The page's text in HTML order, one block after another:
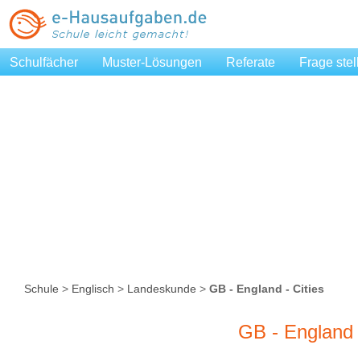
Schulfächer Muster-Lösungen Referate Frage
Schule > Englisch > Landeskunde > GB - England - Cities
GB -